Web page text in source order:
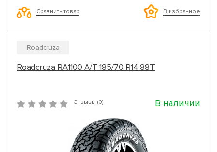
Сравнить товар В избранное
Roadcruza
Roadcruza RA1100 A/T 185/70 R14 88T
Отзывы (0) В наличии